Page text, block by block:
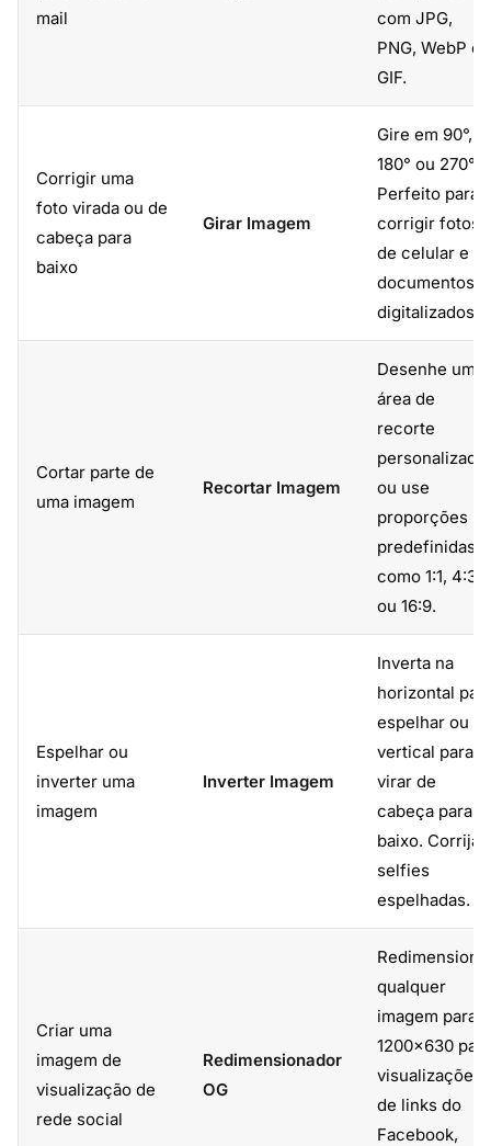
mail
com JPG,
PNG, WebP e
GIF.
Corrigir uma
foto virada ou de
cabeça para
baixo
Girar Imagem
Gire em 90°,
180° ou 270°.
Perfeito para
corrigir fotos
de celular e
documentos
digitalizados.
Cortar parte de
uma imagem
Recortar Imagem
Desenhe uma
área de
recorte
personalizada
ou use
proporções
predefinidas
como 1:1, 4:3
ou 16:9.
Espelhar ou
inverter uma
imagem
Inverter Imagem
Inverta na
horizontal
espelhar ou na
vertical para
virar de
cabeça para
baixo. Corrija
selfies
espelhadas.
Criar uma
imagem de
visualização de
rede social
Redimensionador
OG
Redimensione
qualquer
imagem para
1200×630 para
visualizações
de links do
Facebook,